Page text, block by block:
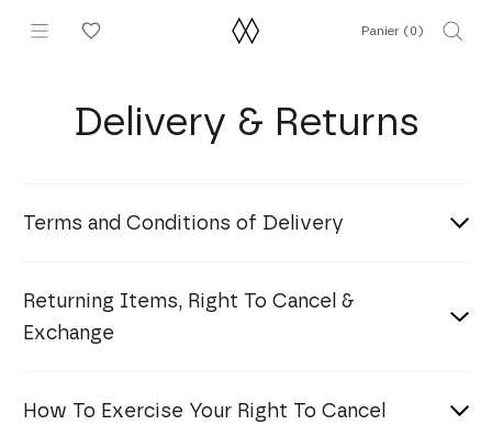
Panier (0)
Delivery & Returns
Terms and Conditions of Delivery
Returning Items, Right To Cancel &
Exchange
How To Exercise Your Right To Cancel